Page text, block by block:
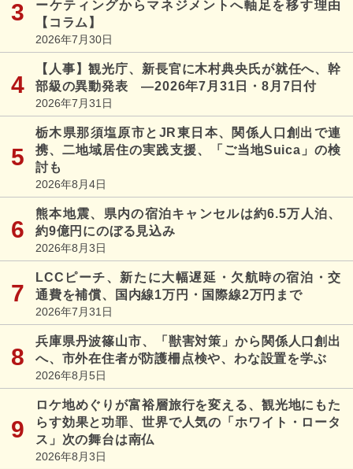
ーケティングからマネジメントへ軸足を移す理由
【コラム】
2026年7月30日
【人事】観光庁、新長官に木村典央氏が就任へ、幹
部級の異動発表 ―2026年7月31日・8月7日付
2026年7月31日
栃木県那須塩原市とJR東日本、関係人口創出で連
携、二地域居住の実践支援、「ご当地Suica」の検
討も
2026年8月4日
熊本地震、県内の宿泊キャンセルは約6.5万人泊、
約9億円にのぼる見込み
2026年8月3日
LCCピーチ、新たに大幅遅延・欠航時の宿泊・交
通費を補償、国内線1万円・国際線2万円まで
2026年7月31日
兵庫県丹波篠山市、「獣害対策」から関係人口創出
へ、市外在住者が防護柵点検や、わな設置を学ぶ
2026年8月5日
ロケ地めぐりが富裕層旅行を変える、観光地にもた
らす効果と功罪、世界で人気の「ホワイト・ロータ
ス」次の舞台は南仏
2026年8月3日